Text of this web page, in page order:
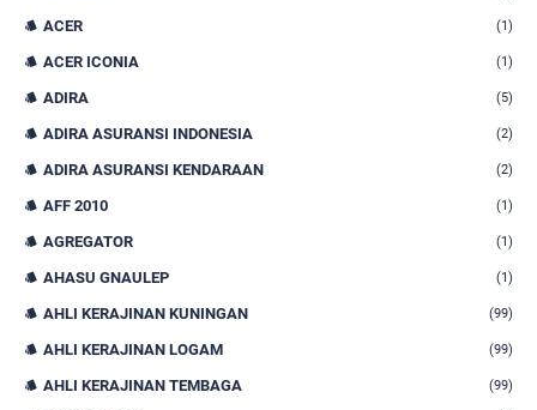
ACER (1)
ACER ICONIA (1)
ADIRA (5)
ADIRA ASURANSI INDONESIA (2)
ADIRA ASURANSI KENDARAAN (2)
AFF 2010 (1)
AGREGATOR (1)
AHASU GNAULEP (1)
AHLI KERAJINAN KUNINGAN (99)
AHLI KERAJINAN LOGAM (99)
AHLI KERAJINAN TEMBAGA (99)